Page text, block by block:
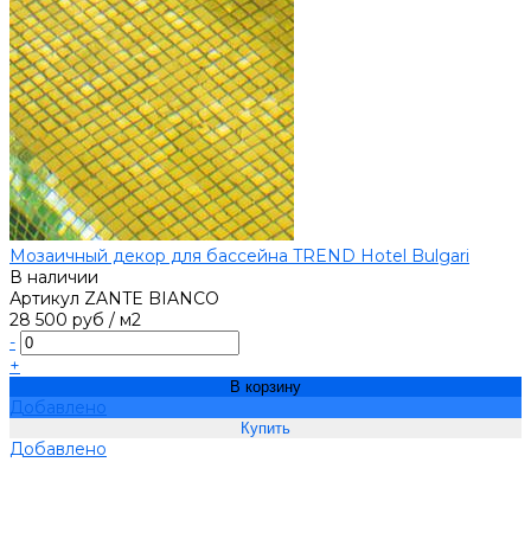
Мозаичный декор для бассейна TREND Hotel Bulgari
В наличии
Артикул ZANTE BIANCO
28 500 руб / м2
-
+
В корзину
Добавлено
Добавлено